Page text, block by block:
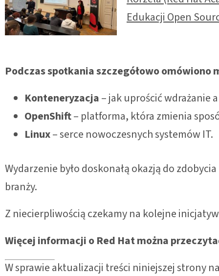
Edukacji Open
Podczas spotkania szczegółowo omówiono
Konteneryzacja– jak uprościć wdrażanie
OpenShift– platforma, która zmienia
Linux– serce nowoczesnych systemów IT.
Wydarzenie było doskonałą okazją do
branży.
Z niecierpliwością czekamy na kolejne
Więcej informacji o Red Hat można
W sprawie aktualizacji treści niniejszej strony